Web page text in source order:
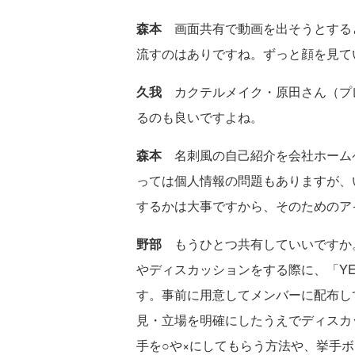
森本 画面共有で動画を出そうとす
流すのはありですね。ずっと顔を見
久我 カクテルメイク・原田さん（
るのも良いですよね。
森本 名刺風の自己紹介を会社ホー
っては個人情報の問題もありますが
するかは大事ですから、そのための
野部
もうひとつ共有していいです
やディスカッションをする際に、「
す。事前に用意してメンバーに配布
見・立場を明確にしたうえでディス
手を○や×にしてもらう方法や、挙手